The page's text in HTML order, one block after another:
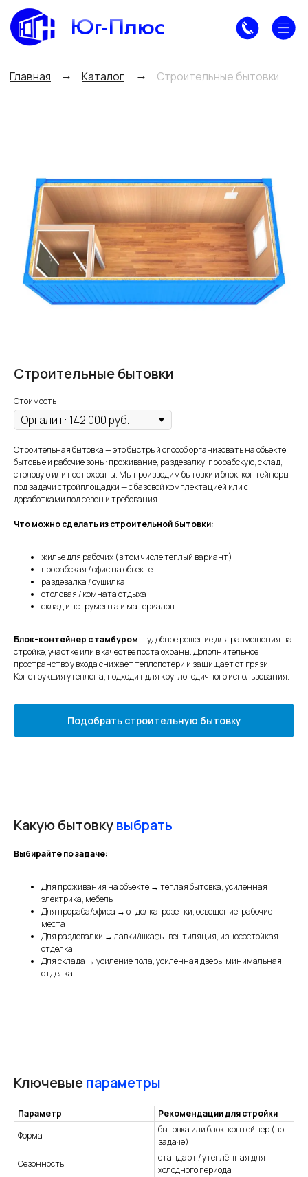
Юг-Плюс
Строительные бытовки
Стоимость
Строительная бытовка — это быстрый способ организовать на объекте
бытовые и рабочие зоны: проживание, раздевалку, прорабскую, склад,
столовую или пост охраны. Мы производим бытовки и блок-контейнеры
под задачи стройплощадки — с базовой комплектацией или с
доработками под сезон и требования.
Что можно сделать из строительной бытовки:
жильё для рабочих (в том числе тёплый вариант)
прорабская / офис на объекте
раздевалка / сушилка
столовая / комната отдыха
склад инструмента и материалов
Блок-контейнер с тамбуром— удобное решение для размещения на
стройке, участке или в качестве поста охраны. Дополнительное
пространство у входа снижает теплопотери и защищает от грязи.
Конструкция утеплена, подходит для круглогодичного использования.
Подобрать строительную бытовку
Какую бытовкувыбрать
Выбирайте по задаче:
Для проживания на объекте → тёплая бытовка, усиленная
электрика, мебель
Для прораба/офиса → отделка, розетки, освещение, рабочие
места
Для раздевалки → лавки/шкафы, вентиляция, износостойкая
отделка
Для склада → усиление пола, усиленная дверь, минимальная
отделка
Ключевыепараметры
Параметр
Рекомендации для стройки
Формат
бытовка или блок-контейнер (по
задаче)
Сезонность
стандарт / утеплённая для
холодного периода